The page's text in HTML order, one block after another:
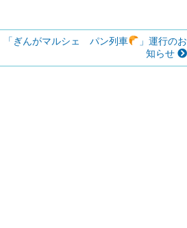
「ぎんがマルシェ パン列車
」運行のお
知らせ